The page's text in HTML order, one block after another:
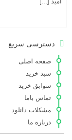
محمدشهنوازی می گوید
محمد
می گوید :
سلام تعداد کتاب۶در سایت زیاد نیست [...]
دسترسی سریع
صفحه اصلی
سبد خرید
سوابق خرید
تماس باما
مشکلات دانلود
درباره ما